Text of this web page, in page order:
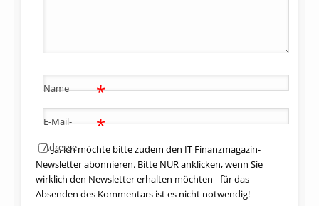
Name *
E-Mail-
Adresse
*
Ja, ich möchte bitte zudem den IT Finanzmagazin-
Newsletter abonnieren. Bitte NUR anklicken, wenn Sie
wirklich den Newsletter erhalten möchten - für das
Absenden des Kommentars ist es nicht notwendig!